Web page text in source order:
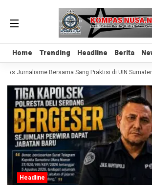
Home Trending Headline Berita
Home Trending Headline Berita
Jurnalisme Bersama Sang Praktisi di UIN
Headline